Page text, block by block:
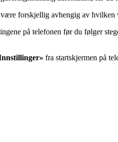
forskjellig avhengig av
på telefonen før du følger
fra startskjermen på